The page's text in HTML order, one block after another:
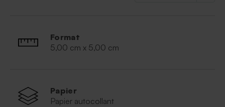
Format
5,00 cm x 5,00 cm
Papier
Papier autocollant